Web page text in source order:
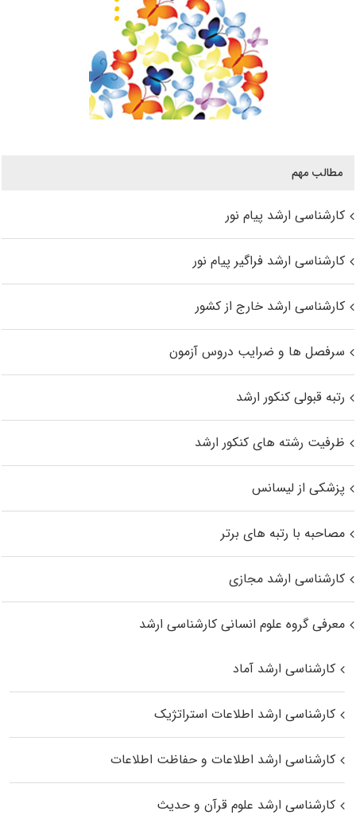
مطالب مهم
کارشناسی ارشد پیام نور
کارشناسی ارشد فراگیر پیام نور
کارشناسی ارشد خارج از کشور
سرفصل ها و ضرایب دروس آزمون
رتبه قبولی کنکور ارشد
ظرفیت رشته های کنکور ارشد
پزشکی از لیسانس
مصاحبه با رتبه های برتر
کارشناسی ارشد مجازی
معرفی گروه علوم انسانی کارشناسی ارشد
کارشناسی ارشد آماد
کارشناسی ارشد اطلاعات استراتژیک
کارشناسی ارشد اطلاعات و حفاظت اطلاعات
کارشناسی ارشد علوم قرآن و حدیث